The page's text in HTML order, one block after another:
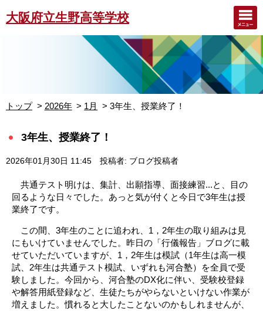
大阪府立生野高等学校
トップ 2026年 1月 3年生、授業終了！
3年生、授業終了！
2026年01月30日 11:45 投稿者: ブログ投稿者
共通テスト明けは、集計、出願指導、面接練習...と、目の
回るような日々でした。あっと気が付くと今日で3年生は授
業終了です。
この間、3年生のことに追われ、1，2年生の取り組みは見
にもいけていませんでした。昨日の「行儀報告」ブログに載
せていただいていますが、1，2年生は模試（1年生は高一模
試、2年生は共通テスト模試、いずれも河合塾）を全員で受
験しました。今回から、河合塾のDX化に伴い、受験校登録
や解答用紙登録など、生徒たちがやらないといけない作業が
増えました。慣れると大したことないのかもしれませんが、